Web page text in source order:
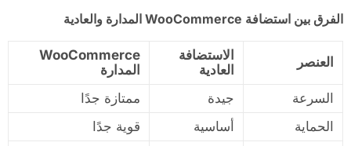
الفرق بين استضافة
المدارة والعادية
العنصر
الاستضافة
العادية
WooCommerce
المدارة
السرعة
جيدة
ممتازة جدًا
الحماية
أساسية قوية جدًا